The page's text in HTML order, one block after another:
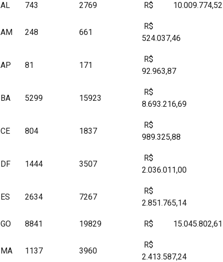
AL 743 2769 R$ 10.009.774,52
AM 248 661
R$
524.037,46
AP 81 171
R$
92.963,87
BA 5299 15923
R$
8.693.216,69
CE 804 1837
R$
989.325,88
DF 1444 3507
R$
2.036.011,00
ES 2634 7267
R$
2.851.765,14
GO 8841 19829 R$ 15.045.802,61
MA 1137 3960
R$
2.413.587,24